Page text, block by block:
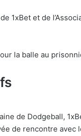
1xBet et de
la balle au
de Dodgeball,
de rencontre avec